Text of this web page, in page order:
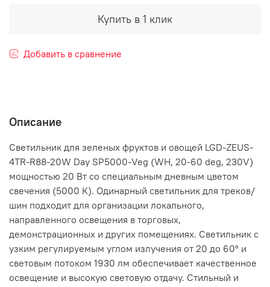
Купить в 1 клик
Добавить в сравнение
Описание
Светильник для зеленых фруктов и овощей LGD-ZEUS-
4TR-R88-20W Day SP5000-Veg (WH, 20-60 deg, 230V)
мощностью 20 Вт со специальным дневным цветом
свечения (5000 К). Одинарный светильник для треков/
шин подходит для организации локального,
направленного освещения в торговых,
демонстрационных и других помещениях. Светильник с
узким регулируемым углом излучения от 20 до 60° и
световым потоком 1930 лм обеспечивает качественное
освещение и высокую световую отдачу. Стильный и